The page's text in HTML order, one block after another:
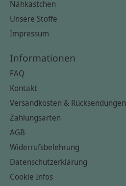
Nähkästchen
Unsere Stoffe
Impressum
Informationen
FAQ
Kontakt
Versandkosten & Rücksendungen
Zahlungsarten
AGB
Widerrufsbelehrung
Datenschutzerklärung
Cookie Infos